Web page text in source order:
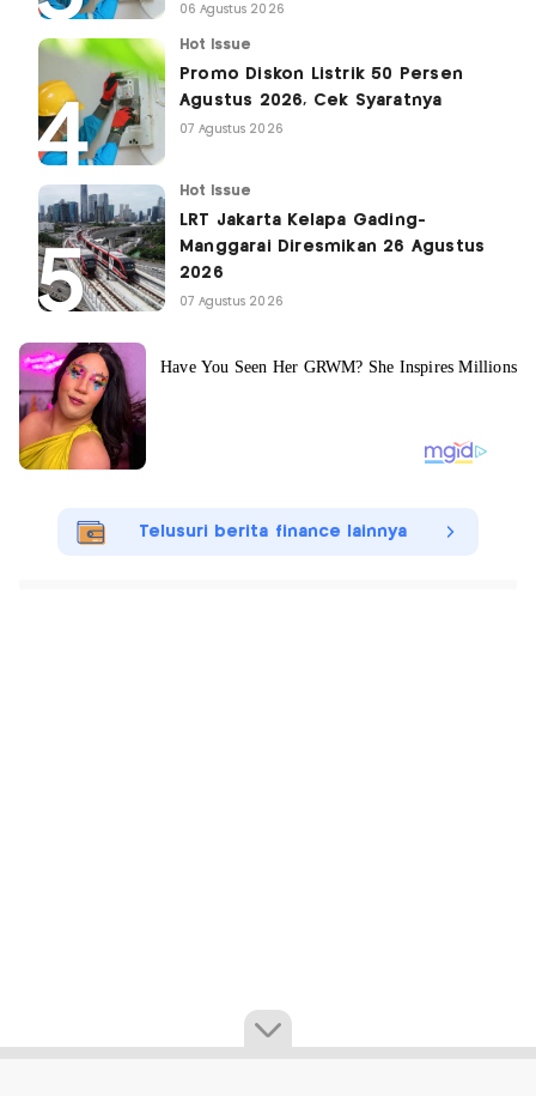
06 Agustus 2026
Hot Issue
Promo Diskon Listrik 50 Persen
Agustus 2026, Cek Syaratnya
07 Agustus 2026
Hot Issue
LRT Jakarta Kelapa Gading-
Manggarai Diresmikan 26 Agustus
2026
07 Agustus 2026
Telusuri berita finance lainnya